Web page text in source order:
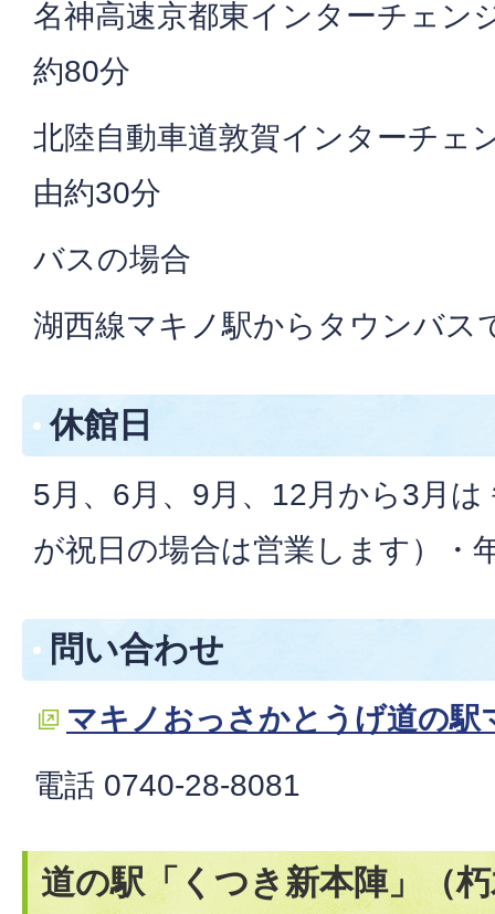
名神高速京都東インターチェン
約80分
北陸自動車道敦賀インターチェ
由約30分
バスの場合
湖西線マキノ駅からタウンバス
休館日
5月、6月、9月、12月から3月は
が祝日の場合は営業します）・
問い合わせ
マキノおっさかとうげ道の駅
電話 0740-28-8081
道の駅「くつき新本陣」（